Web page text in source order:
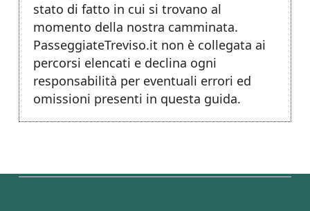
stato di fatto in cui si trovano al
momento della nostra camminata.
PasseggiateTreviso.it non è collegata ai
percorsi elencati e declina ogni
responsabilità per eventuali errori ed
omissioni presenti in questa guida.